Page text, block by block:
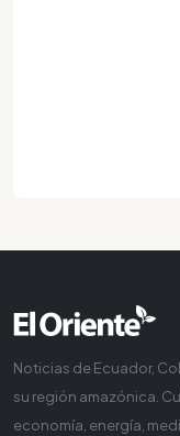
Noticias de Ecuador,
su región amazónica.
economía, energía,